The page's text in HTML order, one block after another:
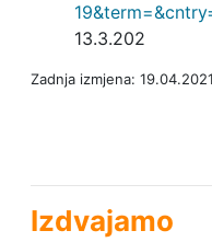
13.3.202
Zadnja izmjena:
Izdvajamo